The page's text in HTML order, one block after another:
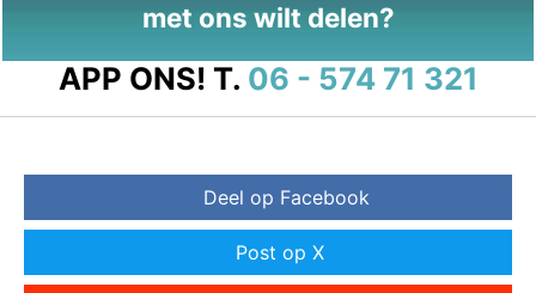
met ons wilt delen?
APP ONS! T. 06 - 574 71 321
Deel op Facebook
Post op X